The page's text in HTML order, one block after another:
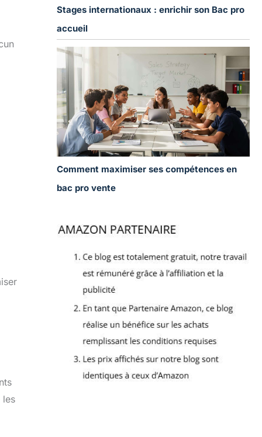
les
Stages internationaux : enrichir son Bac pro
accueil
Comment maximiser ses compétences en
bac pro vente